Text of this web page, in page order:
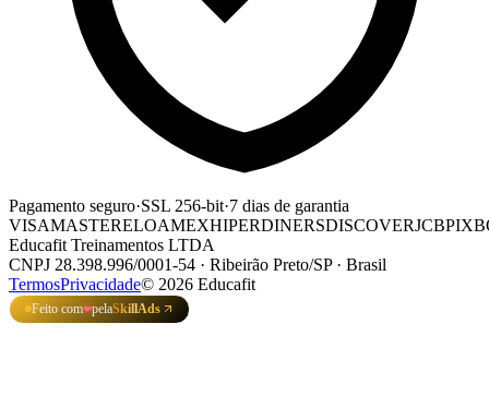
Pagamento seguro·SSL 256-bit·7 dias de garantia
VISAMASTERELOAMEXHIPERDINERSDISCOVERJCBPIX
Educafit Treinamentos LTDA
CNPJ 28.398.996/0001-54 · Ribeirão Preto/SP · Brasil
TermosPrivacidade© 2026 Educafit
Feito com❤pelaSkillAds